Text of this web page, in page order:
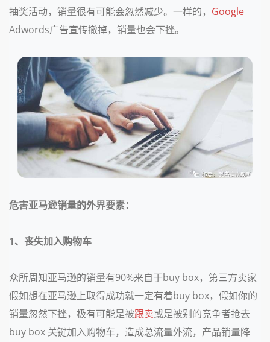
抽奖活动，销量很有可能会忽然减少。一样的， Google
Adwords广告宣传撤掉，销量也会下挫。
危害亚马逊销量的外界要素：
1、丧失加入购物车
众所周知亚马逊的销量有90%来自于buy box，第三方卖家
假如想在亚马逊上取得成功就一定有着buy box，假如你的
销量忽然下挫，极有可能是被跟卖或是被别的竞争者抢去
buy box 关键加入购物车，造成总流量外流，产品销量降